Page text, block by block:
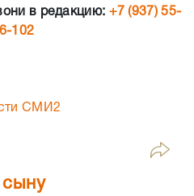
в редакцию: +7 (937) 55-
102
СМИ2